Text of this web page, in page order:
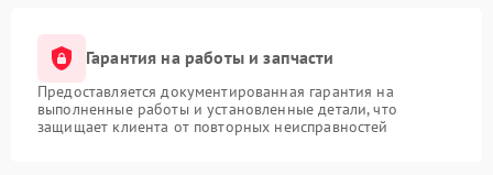
Гарантия на работы и запчасти
Предоставляется документированная гарантия на
выполненные работы и установленные детали, что
защищает клиента от повторных неисправностей